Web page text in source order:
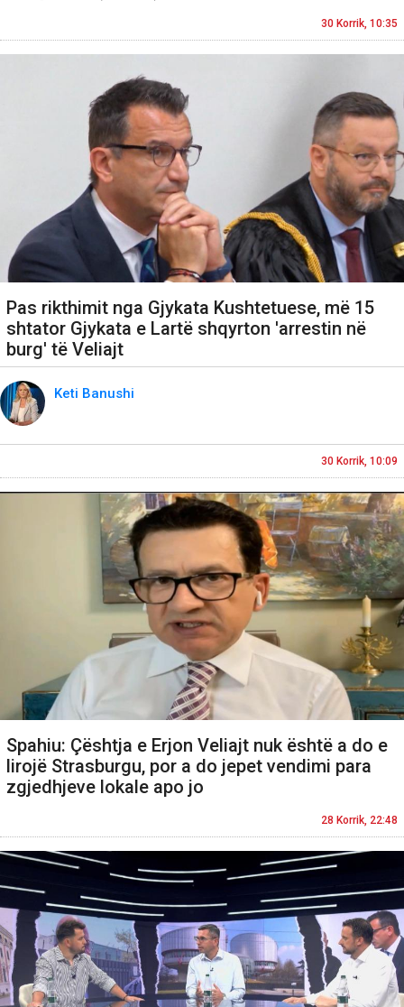
30 Korrik, 10:35
Pas rikthimit nga Gjykata Kushtetuese, më 15
shtator Gjykata e Lartë shqyrton 'arrestin në
burg' të Veliajt
Keti Banushi
30 Korrik, 10:09
Spahiu: Çështja e Erjon Veliajt nuk është a do e
lirojë Strasburgu, por a do jepet vendimi para
zgjedhjeve lokale apo jo
28 Korrik, 22:48